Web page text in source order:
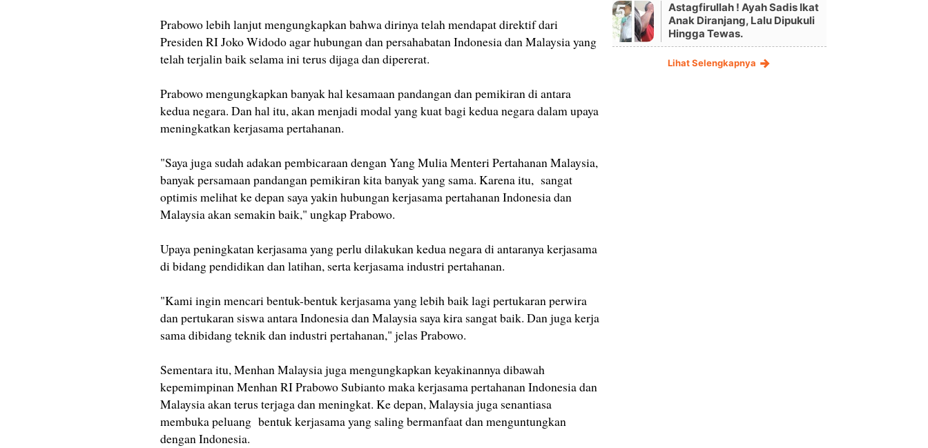
Prabowo lebih lanjut mengungkapkan bahwa dirinya telah mendapat direktif dari
Presiden RI Joko Widodo agar hubungan dan persahabatan Indonesia dan Malaysia yang
telah terjalin baik selama ini terus dijaga dan dipererat.
Prabowo mengungkapkan banyak hal kesamaan pandangan dan pemikiran di antara
kedua negara. Dan hal itu, akan menjadi modal yang kuat bagi kedua negara dalam upaya
meningkatkan kerjasama pertahanan.
"Saya juga sudah adakan pembicaraan dengan Yang Mulia Menteri Pertahanan Malaysia,
banyak persamaan pandangan pemikiran kita banyak yang sama. Karena itu, sangat
optimis melihat ke depan saya yakin hubungan kerjasama pertahanan Indonesia dan
Malaysia akan semakin baik," ungkap Prabowo.
Upaya peningkatan kerjasama yang perlu dilakukan kedua negara di antaranya kerjasama
di bidang pendidikan dan latihan, serta kerjasama industri pertahanan.
"Kami ingin mencari bentuk-bentuk kerjasama yang lebih baik lagi pertukaran perwira
dan pertukaran siswa antara Indonesia dan Malaysia saya kira sangat baik. Dan juga kerja
sama dibidang teknik dan industri pertahanan," jelas Prabowo.
Sementara itu, Menhan Malaysia juga mengungkapkan keyakinannya dibawah
kepemimpinan Menhan RI Prabowo Subianto maka kerjasama pertahanan Indonesia dan
Malaysia akan terus terjaga dan meningkat. Ke depan, Malaysia juga senantiasa
membuka peluang bentuk kerjasama yang saling bermanfaat dan menguntungkan
dengan Indonesia.
Astagfirullah ! Ayah Sadis Ikat
Anak Diranjang, Lalu Dipukuli
Hingga Tewas.
Lihat Selengkapnya